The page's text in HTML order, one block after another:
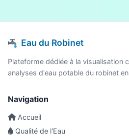
Eau du Robinet
Plateforme dédiée à la visualisation
analyses d'eau potable du robinet
Navigation
Accueil
Qualité de l'Eau